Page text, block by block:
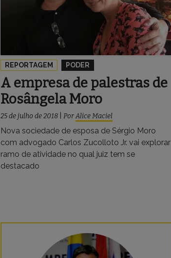
REPORTAGEM PODER
A empresa de palestras de
Rosângela Moro
25 de julho de 2018 PorAlice Maciel
Nova sociedade de esposa de Sérgio Moro
com advogado Carlos Zucolloto Jr. vai explorar
ramo de atividade no qual juiz tem se
destacado